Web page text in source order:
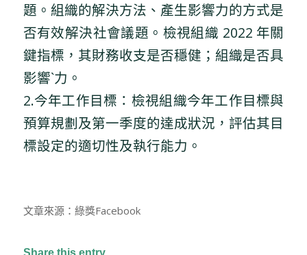
題。組織的解決方法、產生影響力的方式是
否有效解決社會議題。檢視組織 2022 年關
鍵指標，其財務收支是否穩健；組織是否具
影響`力。
2.今年工作目標：檢視組織今年工作目標與
預算規劃及第一季度的達成狀況，評估其目
標設定的適切性及執行能力。
文章來源：綠獎Facebook